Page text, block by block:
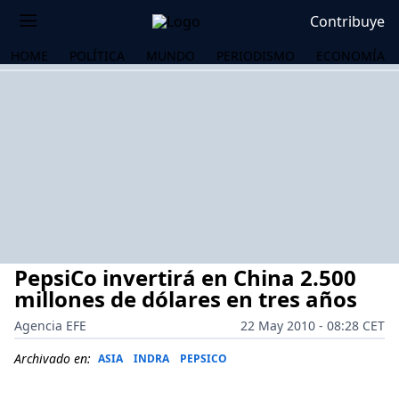
Contribuye
HOME POLÍTICA MUNDO PERIODISMO ECONOMÍA
PepsiCo invertirá en China 2.500
millones de dólares en tres años
Agencia EFE
22 May 2010 - 08:28 CET
Archivado en: ASIA INDRA PEPSICO